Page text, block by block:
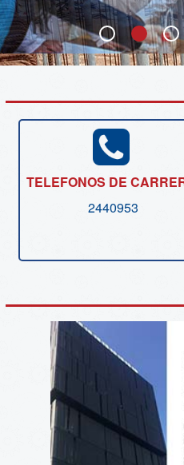
TELEFONOS DE
2440953